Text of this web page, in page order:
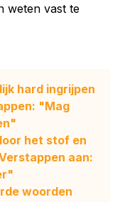
weten vast te
hard ingrijpen
"Mag
het stof en
aan:
woorden